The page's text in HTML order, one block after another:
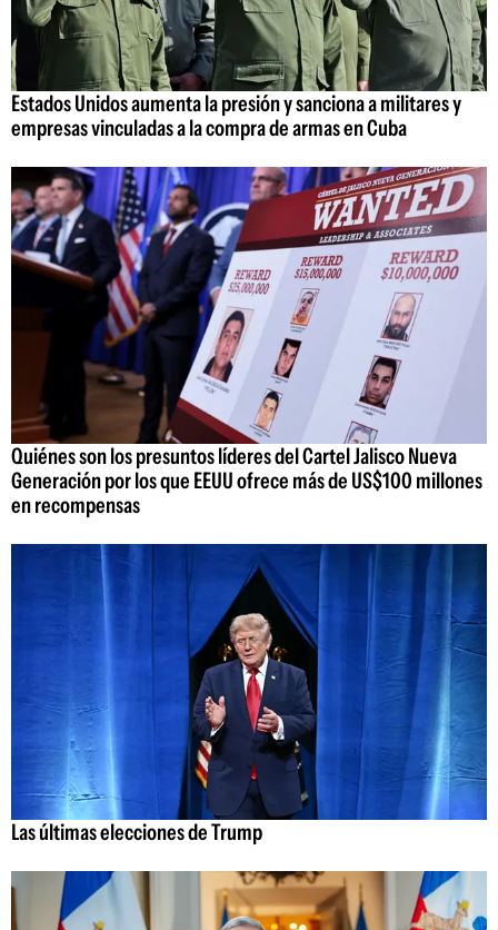
Estados Unidos aumenta la presión y sanciona a militares y
empresas vinculadas a la compra de armas en Cuba
Quiénes son los presuntos líderes del Cartel Jalisco Nueva
Generación por los que EEUU ofrece más de US$100 millones
en recompensas
Las últimas elecciones de Trump